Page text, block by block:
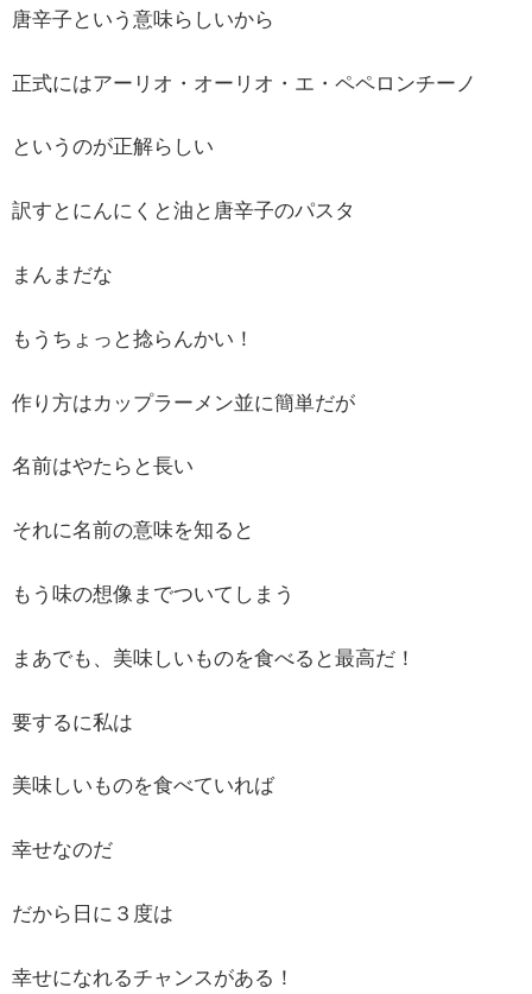
唐辛子という意味らしいから
正式にはアーリオ・オーリオ・エ・ペペロンチーノ
というのが正解らしい
訳すとにんにくと油と唐辛子のパスタ
まんまだな
もうちょっと捻らんかい！
作り方はカップラーメン並に簡単だが
名前はやたらと長い
それに名前の意味を知ると
もう味の想像までついてしまう
まあでも、美味しいものを食べると最高だ！
要するに私は
美味しいものを食べていれば
幸せなのだ
だから日に３度は
幸せになれるチャンスがある！